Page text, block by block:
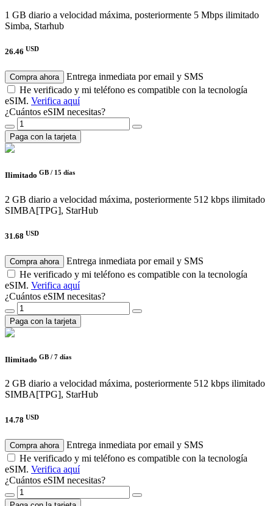
1 GB diario a velocidad máxima, posteriormente 5 Mbps ilimitado
Simba, Starhub
26.46 USD
Compra ahora
Entrega inmediata por email y SMS
He verificado y mi teléfono es compatible con la tecnología
eSIM. Verifica aquí
¿Cuántos eSIM necesitas?
Paga con la tarjeta
Ilimitado GB / 15 días
2 GB diario a velocidad máxima, posteriormente 512 kbps ilimitado
SIMBA[TPG], StarHub
31.68 USD
Compra ahora
Entrega inmediata por email y SMS
He verificado y mi teléfono es compatible con la tecnología
eSIM. Verifica aquí
¿Cuántos eSIM necesitas?
Paga con la tarjeta
Ilimitado GB / 7 días
2 GB diario a velocidad máxima, posteriormente 512 kbps ilimitado
SIMBA[TPG], StarHub
14.78 USD
Compra ahora
Entrega inmediata por email y SMS
He verificado y mi teléfono es compatible con la tecnología
eSIM. Verifica aquí
¿Cuántos eSIM necesitas?